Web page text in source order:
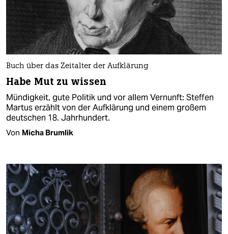
Buch über das Zeitalter der Aufklärung
Habe Mut zu wissen
Mündigkeit, gute Politik und vor allem Vernunft: Steffen
Martus erzählt von der Aufklärung und einem großem
deutschen 18. Jahrhundert.
Von Micha Brumlik